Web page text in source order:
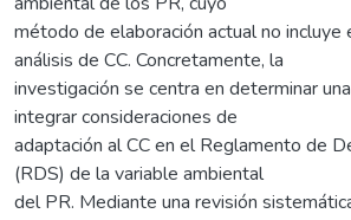
método de elaboración actual no incluye
análisis de CC. Concretamente, la
investigación se centra en determinar
integrar consideraciones de
adaptación al CC en el Reglamento de
(RDS) de la variable ambiental
del PR. Mediante una revisión